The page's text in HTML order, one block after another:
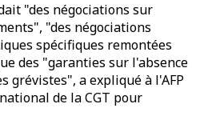
"des négociations sur
"des négociations
spécifiques remontées
des "garanties sur l'absence
grévistes", a expliqué à l'AFP
de la CGT pour